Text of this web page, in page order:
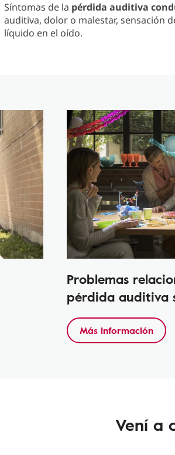
Síntomas de la pérdida auditiva
auditiva, dolor o malestar, sensación
líquido en el oído.
Problemas
pérdida auditiva
Más información
Vení a